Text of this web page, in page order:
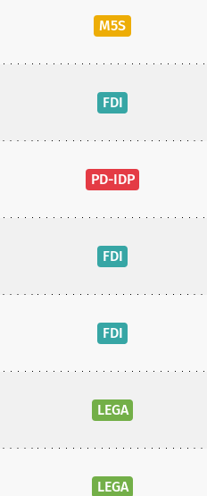
M5S
FDI
PD-IDP
FDI
FDI
LEGA
LEGA